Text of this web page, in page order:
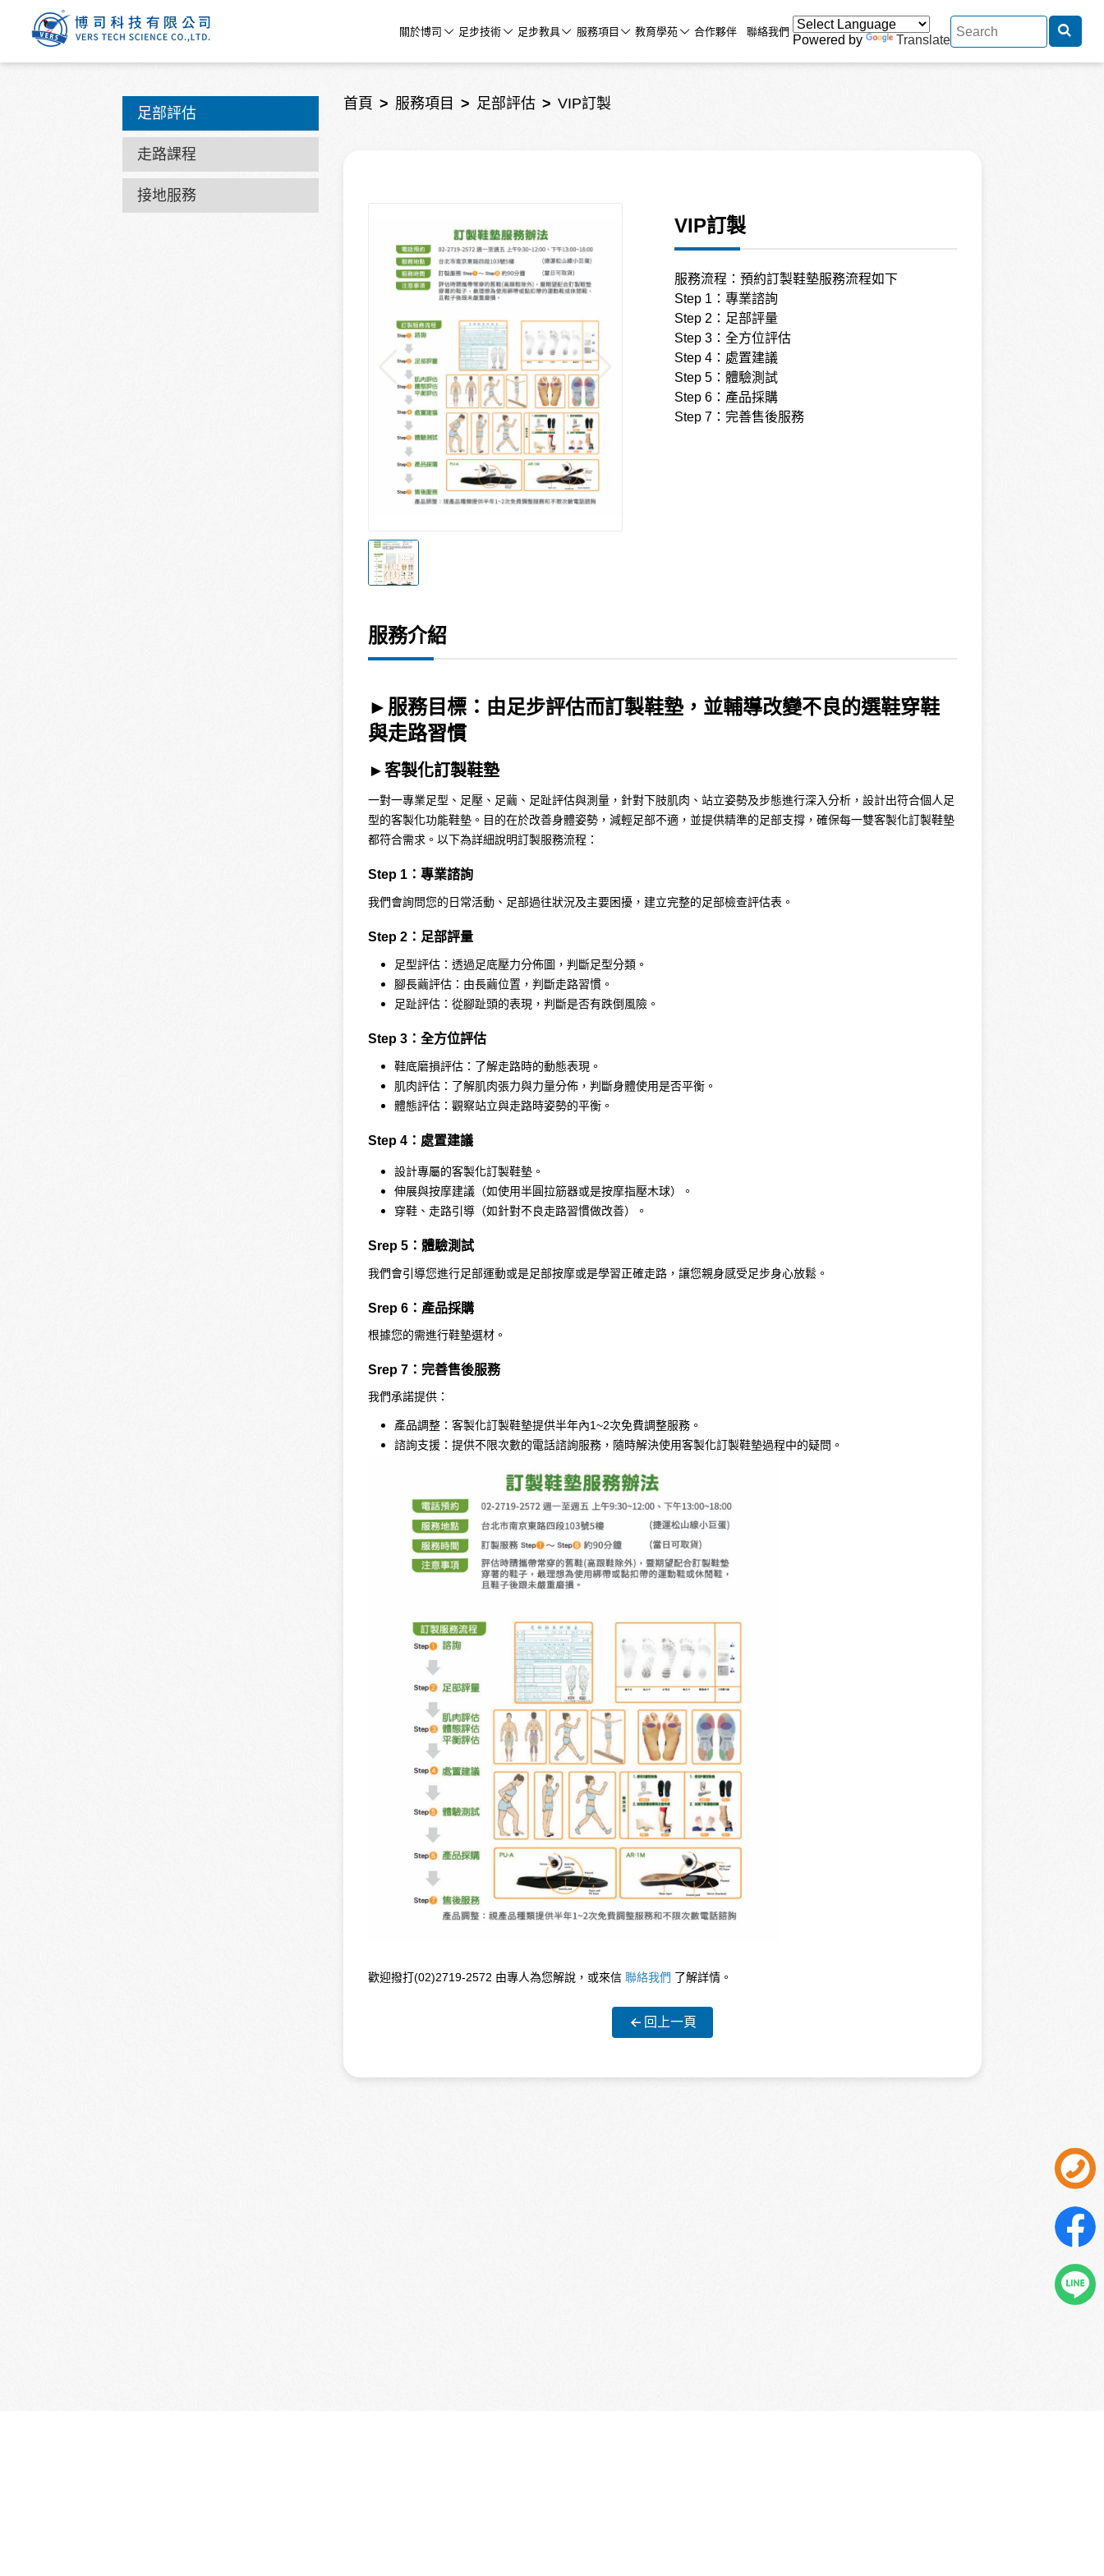
關於博司 足步技術 足步教具 服務項目 教育學苑 合作夥伴 聯絡我們
Powered by Translate
足部評估
走路課程
接地服務
首頁 服務項目 足部評估 VIP訂製
VIP訂製
服務流程：預約訂製鞋墊服務流程如下
Step 1：專業諮詢
Step 2：足部評量
Step 3：全方位評估
Step 4：處置建議
Step 5：體驗測試
Step 6：產品採購
Step 7：完善售後服務
服務介紹
► 服務目標：由足步評估而訂製鞋墊，並輔導改變不良的選鞋穿鞋
與走路習慣
►客製化訂製鞋墊
一對一專業足型、足壓、足繭、足趾評估與測量，針對下肢肌肉、站立姿勢及步態進行深入分析，設計出符合個人足
型的客製化功能鞋墊。目的在於改善身體姿勢，減輕足部不適，並提供精準的足部支撐，確保每一雙客製化訂製鞋墊
都符合需求。以下為詳細說明訂製服務流程：
Step 1：專業諮詢
我們會詢問您的日常活動、足部過往狀況及主要困擾，建立完整的足部檢查評估表。
Step 2：足部評量
足型評估：透過足底壓力分佈圖，判斷足型分類。
腳長繭評估：由長繭位置，判斷走路習慣。
足趾評估：從腳趾頭的表現，判斷是否有跌倒風險。
Step 3：全方位評估
鞋底磨損評估：了解走路時的動態表現。
肌肉評估：了解肌肉張力與力量分佈，判斷身體使用是否平衡。
體態評估：觀察站立與走路時姿勢的平衡。
Step 4：處置建議
設計專屬的客製化訂製鞋墊。
伸展與按摩建議（如使用半圓拉筋器或是按摩指壓木球）。
穿鞋、走路引導（如針對不良走路習慣做改善）。
Srep 5：體驗測試
我們會引導您進行足部運動或是足部按摩或是學習正確走路，讓您親身感受足步身心放鬆。
Srep 6 ：產品採購
根據您的需進行鞋墊選材。
Srep 7 ：完善售後服務
我們承諾提供：
產品調整：客製化訂製鞋墊提供半年內1~2次免費調整服務。
諮詢支援：提供不限次數的電話諮詢服務，隨時解決使用客製化訂製鞋墊過程中的疑問。
歡迎撥打(02)2719-2572 由專人為您解說，或來信聯絡我們 了解詳情。
回上一頁